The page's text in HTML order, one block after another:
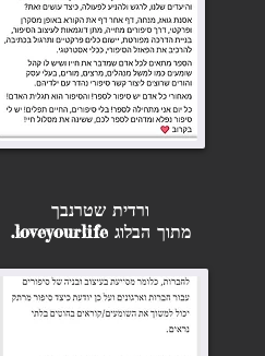
ורדית שטרנבך
מתוך הבלוג loveyourlife.